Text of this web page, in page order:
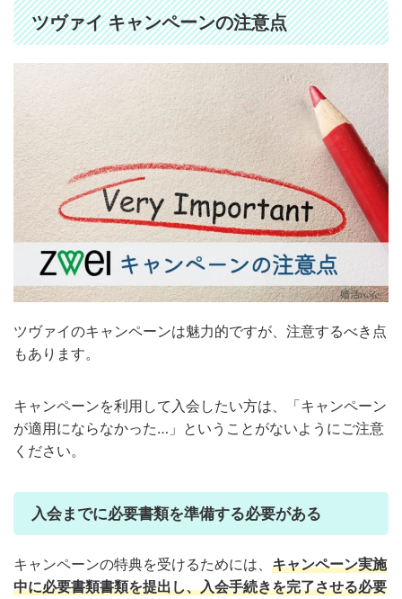
ツヴァイ キャンペーンの注意点
ツヴァイのキャンペーンは魅力的ですが、注意するべき点
もあります。
キャンペーンを利用して入会したい方は、「キャンペーン
が適用にならなかった…」ということがないようにご注意
ください。
入会までに必要書類を準備する必要がある
キャンペーンの特典を受けるためには、 キャンペーン実施
中に必要書類書類を提出し、入会手続きを完了させる必要